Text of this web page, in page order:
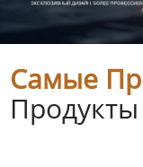
Самые
Продукты